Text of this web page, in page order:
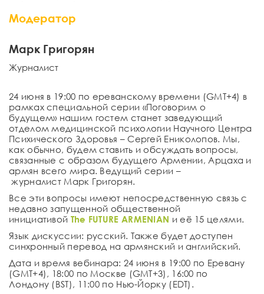
Модератор
Марк Григорян
Журналист
24 июня в 19:00 по ереванскому времени (GMT+4) в
рамках специальной серии «Поговорим о
будущем» нашим гостем станет заведующий
отделом медицинской психологии Научного Центра
Психического Здоровья –Сергей Ениколопов. Мы,
как обычно, будем ставить и обсуждать вопросы,
связанные с образом будущего Армении, Арцаха и
армян всего мира. Ведущий серии –
журналист Марк Григорян.
Все эти вопросы имеют непосредственную связь с
недавно запущенной общественной
инициативой The FUTURE ARMENIAN и её 15 целями.
Язык дискуссии: русский. Также будет доступен
синхронный перевод на армянский и английский.
Дата и время вебинара: 24 июня в 19:00 по Еревану
(GMT+4), 18:00 по Москве (GMT+3), 16:00 по
Лондону (BST), 11:00 по Нью-Йорку (EDT).